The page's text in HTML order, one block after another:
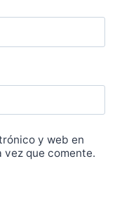
y web en
vez que comente.